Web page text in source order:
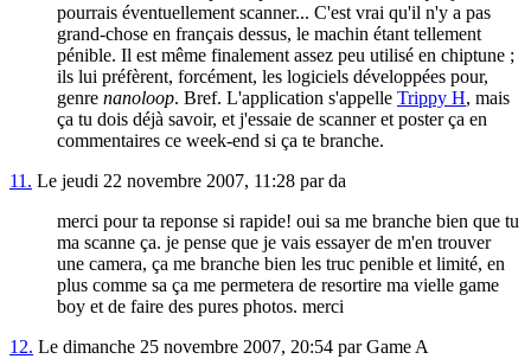
pourrais éventuellement scanner... C'est vrai qu'il n'y a pas
grand-chose en français dessus, le machin étant tellement
pénible. Il est même finalement assez peu utilisé en chiptune ;
ils lui préfèrent, forcément, les logiciels développées pour,
genre nanoloop. Bref. L'application s'appelle Trippy H, mais
ça tu dois déjà savoir, et j'essaie de scanner et poster ça en
commentaires ce week-end si ça te branche.
11. Le jeudi 22 novembre 2007, 11:28 par da
merci pour ta reponse si rapide! oui sa me branche bien que tu
ma scanne ça. je pense que je vais essayer de m'en trouver
une camera, ça me branche bien les truc penible et limité, en
plus comme sa ça me permetera de resortire ma vielle game
boy et de faire des pures photos. merci
12. Le dimanche 25 novembre 2007, 20:54 par Game A